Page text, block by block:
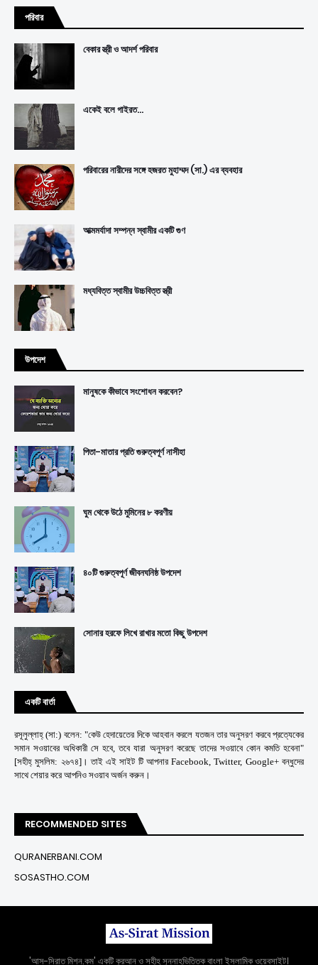
পরিবার
বেকার স্ত্রী ও আদর্শ পরিবার
একেই বলে গাইরত...
পরিবারের নারীদের সঙ্গে হজরত মুহাম্মদ (সা.) এর ব্যবহার
আত্মমর্যাদা সম্পন্ন স্বামীর একটি গুণ
মধ্যবিত্ত স্বামীর উচ্চবিত্ত স্ত্রী
উপদেশ
মানুষকে কীভাবে সংশোধন করবেন?
পিতা-মাতার প্রতি গুরুত্বপূর্ণ নাসীহা
ঘুম থেকে উঠে মুমিনের ৮ করণীয়
৪০টি গুরুত্বপূর্ণ জীবনঘনিষ্ঠ উপদেশ
সোনার হরফে লিখে রাখার মতো কিছু উপদেশ
একটি বার্তা
রসূলুল্লাহ্ (সা:) বলেন: "কেউ হেদায়েতের দিকে আহবান করলে যতজন তার অনুসরণ করবে প্রত্যেকের
সমান সওয়াবের অধিকারী সে হবে, তবে যারা অনুসরণ করেছে তাদের সওয়াবে কোন কমতি হবেনা"
[সহীহ্ মুসলিম: ২৬৭৪]। তাই এই সাইট টি আপনার Facebook, Twitter, Google+ বন্ধুদের
সাথে শেয়ার করে আপনিও সওয়াব অর্জন করুন।
RECOMMENDED SITES
QURANERBANI.COM
SOSASTHO.COM
'আস-সিরাত মিশন.কম' একটি কুরআন ও সহীহ সুন্নাহভিত্তিক বাংলা ইসলামিক ওয়েবসাইট।